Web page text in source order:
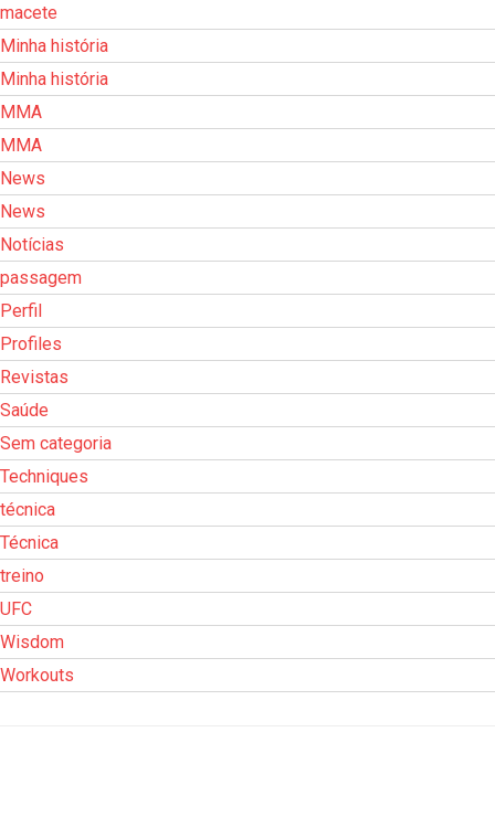
macete
Minha história
Minha história
MMA
MMA
News
News
Notícias
passagem
Perfil
Profiles
Revistas
Saúde
Sem categoria
Techniques
técnica
Técnica
treino
UFC
Wisdom
Workouts